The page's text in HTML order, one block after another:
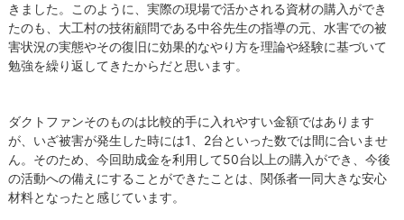
きました。このように、実際の現場で活かされる資材の購入ができ
たのも、大工村の技術顧問である中谷先生の指導の元、水害での被
害状況の実態やその復旧に効果的なやり方を理論や経験に基づいて
勉強を繰り返してきたからだと思います。
ダクトファンそのものは比較的手に入れやすい金額ではあります
が、いざ被害が発生した時には1、2台といった数では間に合いませ
ん。そのため、今回助成金を利用して50台以上の購入ができ、今後
の活動への備えにすることができたことは、関係者一同大きな安心
材料となったと感じています。